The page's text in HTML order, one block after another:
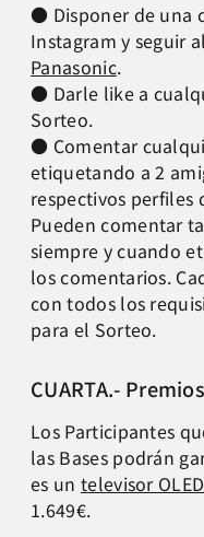
● Disponer de una
Instagram y seguir al
Panasonic.
● Darle like a
Sorteo.
● Comentar
etiquetando a 2
respectivos perfiles
Pueden comentar
siempre y cuando
los comentarios.
con todos los
para el Sorteo.
CUARTA.- Premios
Los Participantes
las Bases podrán
es un televisor
1.649€.